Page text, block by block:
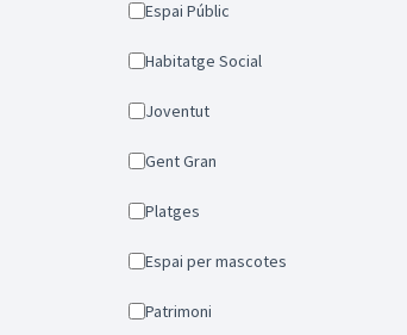
Espai Públic
Habitatge Social
Joventut
Gent Gran
Platges
Espai per mascotes
Patrimoni